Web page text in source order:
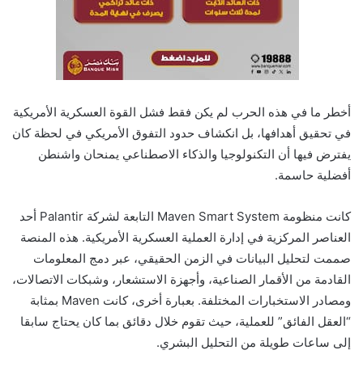
أخطر ما في هذه الحرب لم يكن فقط فشل القوة العسكرية الأمريكية
في تحقيق أهدافها، بل انكشاف حدود التفوق الأمريكي في لحظة كان
يفترض فيها أن التكنولوجيا والذكاء الاصطناعي يمنحان واشنطن
أفضلية حاسمة.
كانت منظومة Maven Smart System التابعة لشركة Palantir أحد
العناصر المركزية في إدارة العملية العسكرية الأمريكية. هذه المنصة
صممت لتحليل البيانات في الزمن الحقيقي، عبر دمج المعلومات
القادمة من الأقمار الصناعية، وأجهزة الاستشعار، وشبكات الاتصالات،
ومصادر الاستخبارات المختلفة. بعبارة أخرى، كانت Maven بمثابة
“العقل الفائق” للعملية، حيث تقوم خلال دقائق بما كان يحتاج سابقا
إلى ساعات طويلة من التحليل البشري.